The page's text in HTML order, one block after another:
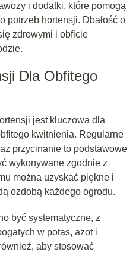
i dodatki, które pomogą
potrzeb hortensji. Dbałość o
zdrowymi i obficie
Dla Obfitego
jest kluczowa dla
kwitnienia. Regularne
przycinanie to podstawowe
wykonywane zgodnie z
można uzyskać piękne i
ozdobą każdego ogrodu.
być systematyczne, z
w potas, azot i
aby stosować